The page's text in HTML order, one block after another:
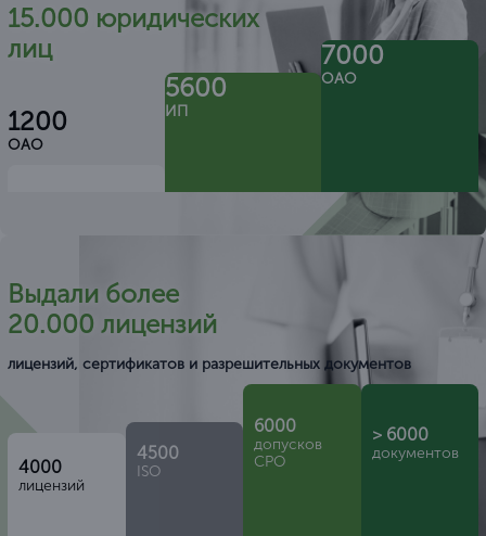
15.000 юридических
лиц
1200
ОАО
5600
ИП
7000
ОАО
Выдали более
20.000 лицензий
лицензий, сертификатов и разрешительных документов
4000
лицензий
4500
ISO
6000
допусков
СРО
> 6000
документов